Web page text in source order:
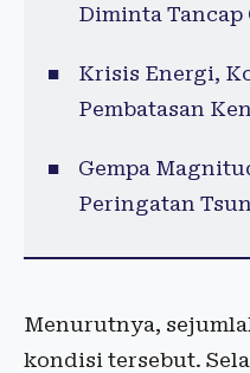
Diminta Tancap
Krisis Energi,
Pembatasan
Gempa
Peringatan
Menurutnya,
kondisi tersebut.